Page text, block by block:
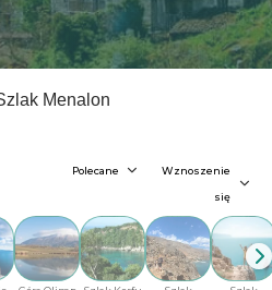
Menalon
Polecane Wznoszenie
się